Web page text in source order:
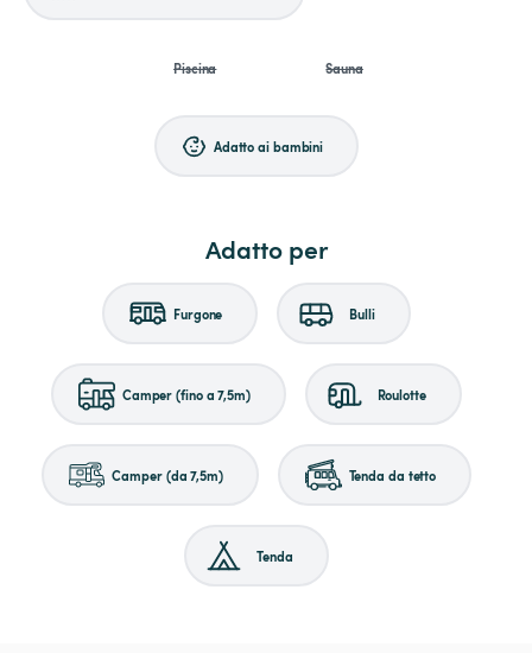
Piscina Sauna
Adatto ai bambini
Adatto per
Furgone Bulli
Camper (fino a 7,5m) Roulotte
Camper (da 7,5m) Tenda da tetto
Tenda